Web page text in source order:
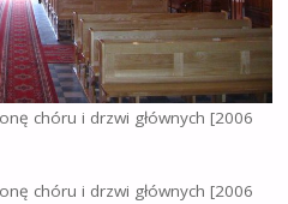
chóru i drzwi głównych [2006
chóru i drzwi głównych [2006